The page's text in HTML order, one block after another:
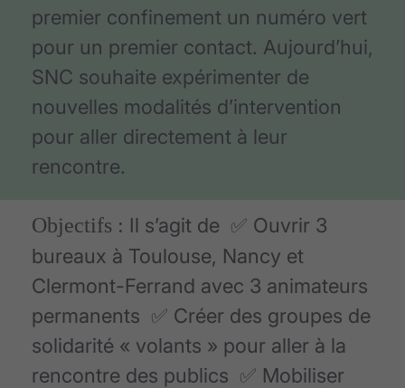
premier confinement un numéro vert
pour un premier contact. Aujourd’hui,
SNC souhaite expérimenter de
nouvelles modalités d’intervention
pour aller directement à leur
rencontre.
Objectifs : Il s’agit de ✅ Ouvrir 3
bureaux à Toulouse, Nancy et
Clermont-Ferrand avec 3 animateurs
permanents ✅ Créer des groupes de
solidarité « volants » pour aller à la
rencontre des publics ✅ Mobiliser